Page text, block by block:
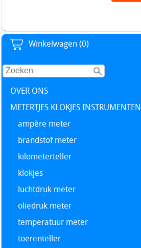
Winkelwagen (0)
OVER ONS
METERTJES KLOKJES INSTRUMENTEN
ampère meter
brandstof meter
kilometerteller
klokjes
luchtdruk meter
oliedruk meter
temperatuur meter
toerenteller